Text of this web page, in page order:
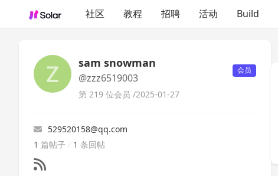
社区 教程 招聘 活动 Build
sam snowman
@zzz6519003
会员
第 219 位会员 /2025-01-27
529520158@qq.com
1 篇帖子 / 1 条回帖